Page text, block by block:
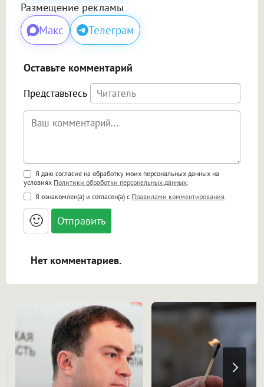
Размещение рекламы
Макс Телеграм
Оставьте комментарий
Представьтесь
Поддержка HTML
<b>, <strong>, <u>, <i>, <em>, <s>, <big>,
<small>, <sup>, <sub>, <pre>, <ul>, <ol>, <li>,
<blockquote>, <code> экранирует HTML,
адреса URL автоматически становятся
ссылками, и [img]адрес[/img] будет
Я даю согласие на обработку моих персональных данных на
условиях Политики обработки персональных данных
Я ознакомлен(а) и согласен(а) с Правилами комментирования
🙂
Нет комментариев.